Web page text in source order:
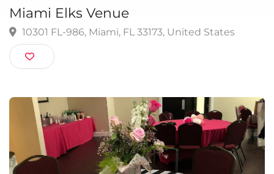
Eventos y Celebraciones
Miami Elks Venue
10301 FL-986, Miami, FL 33173, United States